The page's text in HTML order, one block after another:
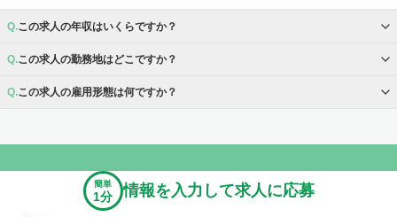
この求人の年収はいくらですか？
この求人の勤務地はどこですか？
この求人の雇用形態は何ですか？
簡単
1分 情報を入力して求人に応募